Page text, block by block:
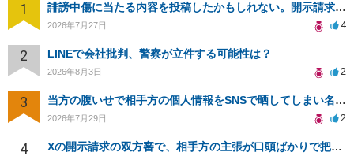
1 誹謗中傷に当たる内容を投稿したかもしれない。開示請求や民事刑事裁判に発展しうるのか教えて欲しい。
2026年7月27日 4
2 LINEで会社批判、警察が立件する可能性は？
2026年8月3日 2
3 当方の腹いせで相手方の個人情報をSNSで晒してしまい名誉毀損させてしまったかもしれない
2026年7月29日 2
4 Xの開示請求の双方審で、相手方の主張が口頭ばかりで把握しきれません